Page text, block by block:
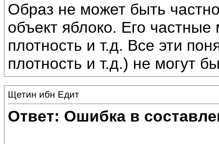
Образ не может быть
объект яблоко. Его
плотность и т.д. Все эти
плотность и т.д.) не могут
Щетин ибн Едит
Ответ: Ошибка в